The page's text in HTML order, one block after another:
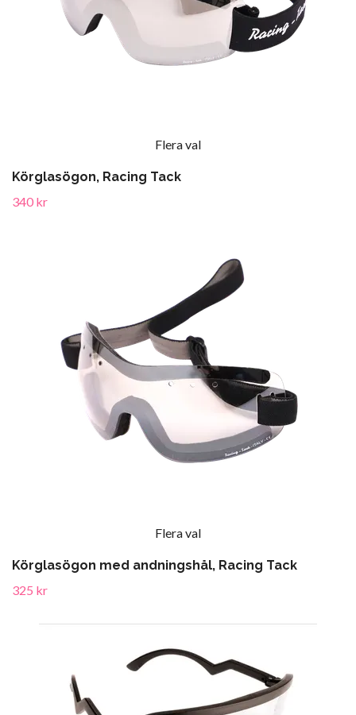
Flera val
Körglasögon, Racing Tack
340 kr
Flera val
Körglasögon med andningshål, Racing Tack
325 kr